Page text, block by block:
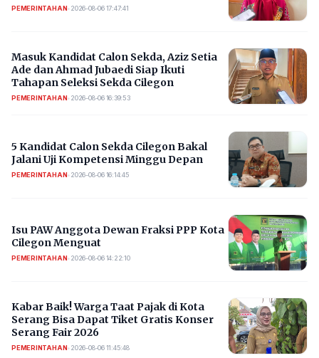
PEMERINTAHAN• 2026-08-06 17:47:41
Masuk Kandidat Calon Sekda, Aziz Setia
Ade dan Ahmad Jubaedi Siap Ikuti
Tahapan Seleksi Sekda Cilegon
PEMERINTAHAN• 2026-08-06 16:39:53
5 Kandidat Calon Sekda Cilegon Bakal
Jalani Uji Kompetensi Minggu Depan
PEMERINTAHAN• 2026-08-06 16:14:45
Isu PAW Anggota Dewan Fraksi PPP Kota
Cilegon Menguat
PEMERINTAHAN• 2026-08-06 14:22:10
Kabar Baik! Warga Taat Pajak di Kota
Serang Bisa Dapat Tiket Gratis Konser
Serang Fair 2026
PEMERINTAHAN• 2026-08-06 11:45:48